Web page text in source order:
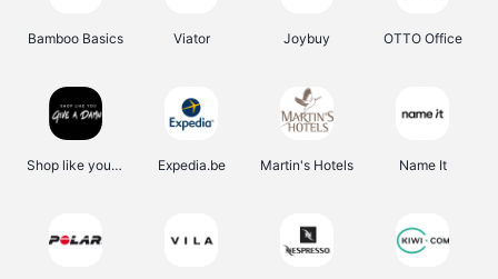
Bamboo Basics Viator Joybuy OTTO Office
Shop like you Give A Damn Expedia.be Martin's Hotels Name It